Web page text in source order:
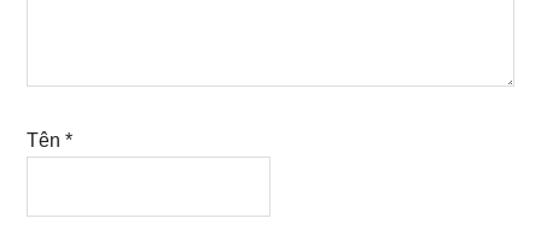
Tên*